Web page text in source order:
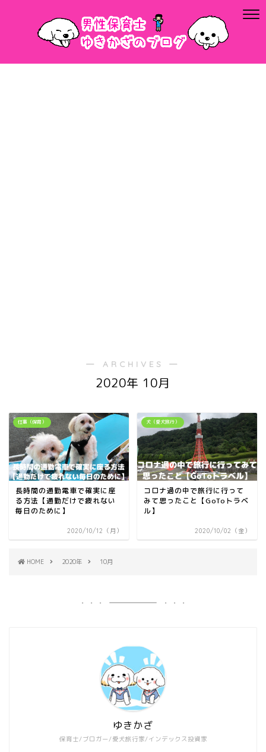
― ARCHIVES ―
2020年 10月
仕事（保育）
長時間の通勤電車で確実に座
る方法【通勤だけで疲れない
毎日のために】
2020/10/12（月）
犬（愛犬旅行）
コロナ過の中で旅行に行って
みて思ったこと【GoToトラベ
ル】
2020/10/02（金）
HOME 2020年 10月
保育士/ブロガー/愛犬旅行家/インデックス投資家
ゆきかざ